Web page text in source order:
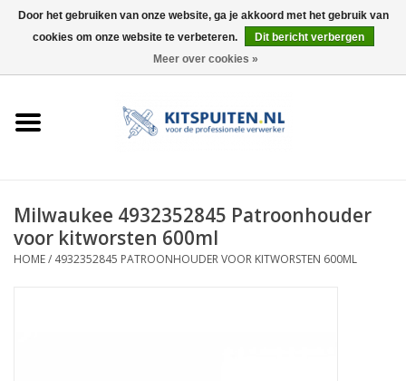
0 Artikelen - €0,00
ELEKTRISCH
Milwaukee 4932352845 Patroonhouder
voor kitworsten 600ml
HOME/ 4932352845 PATROONHOUDER VOOR KITWORSTEN 600ML
Door het gebruiken van onze website, ga je akkoord met het gebruik van
cookies om onze website te verbeteren.
Dit bericht verbergen
Meer over cookies »